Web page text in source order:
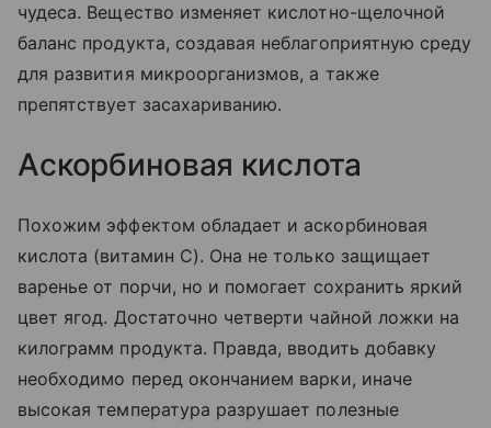
чудеса. Вещество изменяет кислотно-щелочной
баланс продукта, создавая неблагоприятную среду
для развития микроорганизмов, а также
препятствует засахариванию.
Аскорбиновая кислота
Похожим эффектом обладает и аскорбиновая
кислота (витамин С). Она не только защищает
варенье от порчи, но и помогает сохранить яркий
цвет ягод. Достаточно четверти чайной ложки на
килограмм продукта. Правда, вводить добавку
необходимо перед окончанием варки, иначе
высокая температура разрушает полезные